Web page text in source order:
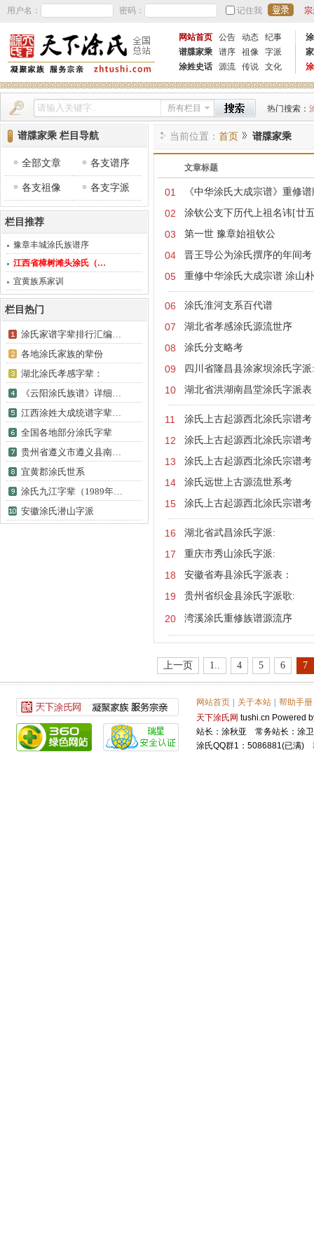
用户名： 密码： 记住我
网站首页 公告 动态 纪事
谱牒家乘
谱序 祖像 字派
涂姓史话
源流 传说 文化
所有栏目 热门搜索：
当前位置： 首页 谱牒家乘
文章标题
01 《中华涂氏大成宗谱》重修
02 涂钦公支下历代上祖名讳[廿
03 第一世 豫章始祖钦公
04 晋王导公为涂氏撰序的年间考
05 重修中华涂氏大成宗谱 涂山
06 涂氏淮河支系百代谱
07 湖北省孝感涂氏源流世序
08 涂氏分支略考
09 四川省隆昌县涂家坝涂氏字派:
10 湖北省洪湖南昌堂涂氏字派表
11 涂氏上古起源西北涂氏宗谱考
12 涂氏上古起源西北涂氏宗谱考
13 涂氏上古起源西北涂氏宗谱考
14 涂氏远世上古源流世系考
15 涂氏上古起源西北涂氏宗谱考
16 湖北省武昌涂氏字派:
17 重庆市秀山涂氏字派:
18 安徽省寿县涂氏字派表：
19 贵州省织金县涂氏字派歌:
20 湾溪涂氏重修族谱源流序
上一页 1.. 4 5 6 7
谱牒家乘 栏目导航
全部文章 各支谱序
各支祖像 各支字派
栏目推荐
豫章丰城涂氏族谱序
江西省樟树滩头涂氏（…
宜黄族系家训
栏目热门
涂氏家谱字辈排行汇编…
各地涂氏家族的辈份
湖北涂氏孝感字辈：
《云阳涂氏族谱》详细…
江西涂姓大成统谱字辈…
全国各地部分涂氏字辈
贵州省遵义市遵义县南…
宜黄郡涂氏世系
涂氏九江字辈（1989年…
安徽涂氏潜山字派
网站首页 关于本站
帮助手册
天下涂氏网 tushi.cn Powered
站长：涂秋亚 常务站长：涂
涂氏QQ群1：5086881(已满)